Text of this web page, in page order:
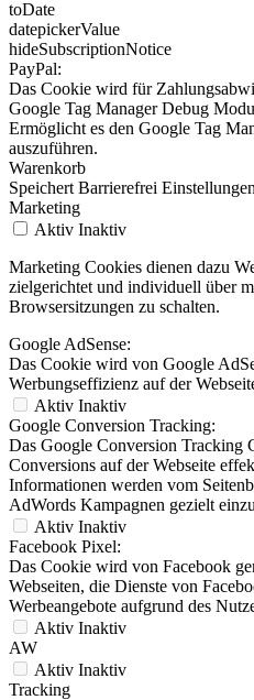
toDate
datepickerValue
hideSubscriptionNotice
PayPal:
Das Cookie wird für
Google Tag Manager Debug
Ermöglicht es den Google Tag
auszuführen.
Warenkorb
Speichert Barrierefrei Einstellungen
Marketing
Aktiv Inaktiv
Marketing Cookies dienen dazu
zielgerichtet und individuell über
Browsersitzungen zu schalten.
Google AdSense:
Das Cookie wird von Google
Werbungseffizienz auf der
Aktiv Inaktiv
Google Conversion Tracking:
Das Google Conversion Tracking
Conversions auf der Webseite
Informationen werden vom
AdWords Kampagnen gezielt
Aktiv Inaktiv
Facebook Pixel:
Das Cookie wird von Facebook
Webseiten, die Dienste von
Werbeangebote aufgrund des
Aktiv Inaktiv
AW
Aktiv Inaktiv
Tracking